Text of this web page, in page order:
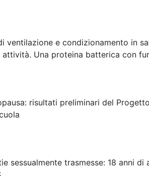
ventilazione e condizionamento in
Una proteina batterica con
risultati preliminari del
sessualmente trasmesse: 18 anni